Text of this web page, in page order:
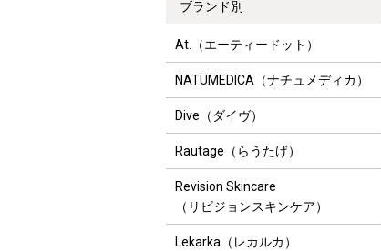
ブランド別
At.（エーティードット）
NATUMEDICA（ナチュメディカ）
Dive（ダイヴ）
Rautage（らうたげ）
Revision Skincare
（リビジョンスキンケア）
Lekarka（レカルカ）